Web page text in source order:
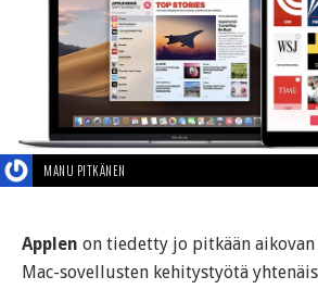
MANU PITKÄNEN
Applen on tiedetty jo pitkään
Mac-sovellusten kehitystyötä